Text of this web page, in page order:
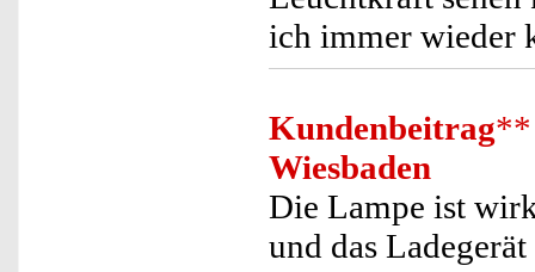
ich immer wieder
Kundenbeitrag**
Wiesbaden
Die Lampe ist
und das